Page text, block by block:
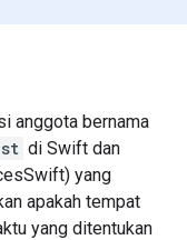
anggota bernama
di Swift dan
yang
apakah tempat
yang ditentukan